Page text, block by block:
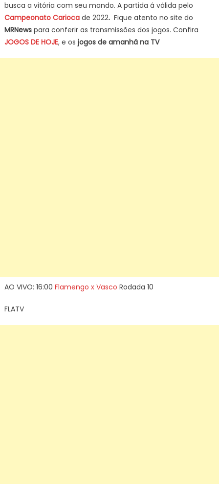
busca a vitória com seu mando. A partida á válida pelo
Campeonato Carioca de 2022. Fique atento no site do
MRNewspara conferir as transmissões dos jogos. Confira
JOGOS DE HOJE, e os jogos de amanhã na TV
AO VIVO: 16:00 Flamengo x Vasco Rodada 10
FLATV